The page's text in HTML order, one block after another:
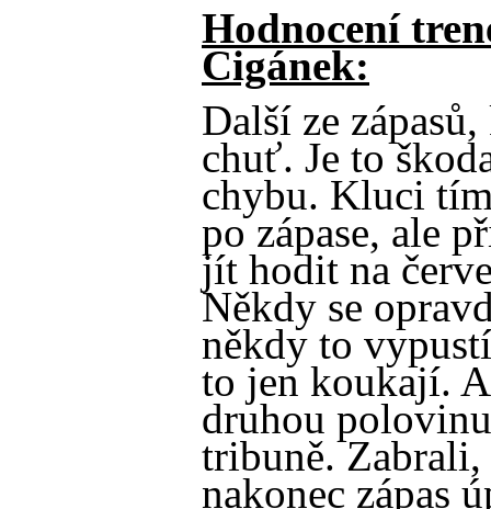
Hodnocení
Cigánek:
Další ze
chuť. Je to
chybu. Kluci
po zápase, ale
jít hodit na
Někdy se
někdy to
to jen koukají.
druhou
tribuně. Zabrali,
nakonec zápas